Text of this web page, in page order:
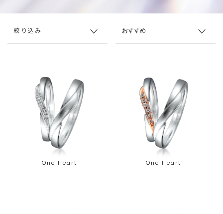
絞り込み
One Heart One Heart